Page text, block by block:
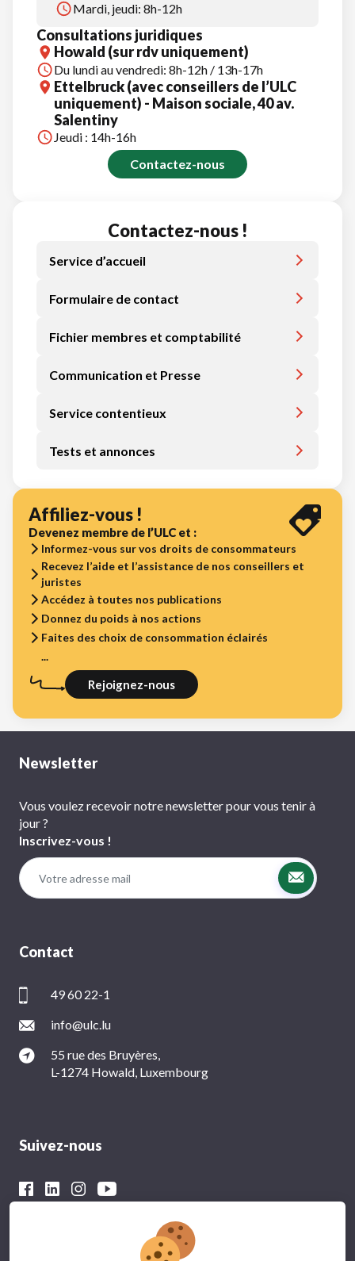
Mardi, jeudi: 8h-12h
Consultations juridiques
Howald (sur rdv uniquement)
Du lundi au vendredi: 8h-12h / 13h-17h
Ettelbruck (avec conseillers de l’ULC
uniquement) - Maison sociale, 40 av.
Salentiny
Jeudi : 14h-16h
Contactez-nous
Contactez-nous !
Service d’accueil
Formulaire de contact
Fichier membres et comptabilité
Communication et Presse
Service contentieux
Tests et annonces
Affiliez-vous !
Devenez membre de l’ULC et :
Informez-vous sur vos droits de consommateurs
Recevez l’aide et l’assistance de nos conseillers et
juristes
Accédez à toutes nos publications
Donnez du poids à nos actions
Faites des choix de consommation éclairés
...
Rejoignez-nous
Newsletter
Vous voulez recevoir notre newsletter pour vous tenir à
jour ?
Inscrivez-vous !
Contact
49 60 22-1
info@ulc.lu
55 rue des Bruyères,
L-1274 Howald, Luxembourg
Suivez-nous
Avec le soutien financier du